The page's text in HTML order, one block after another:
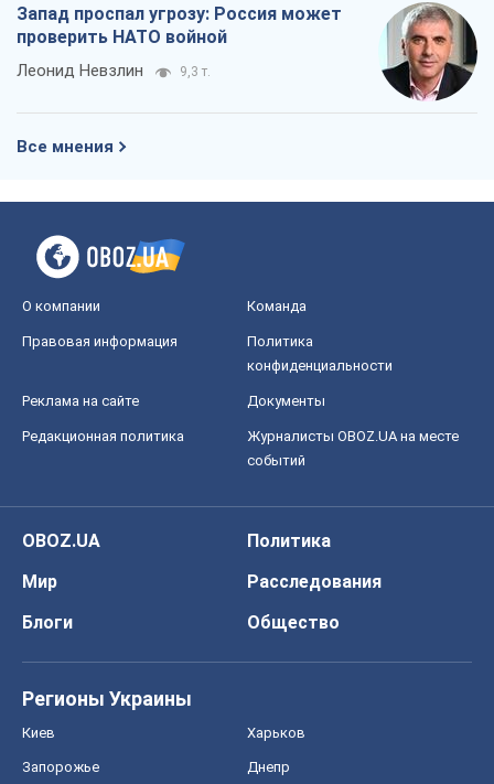
Запад проспал угрозу: Россия может
проверить НАТО войной
Леонид Невзлин 9,3 т.
Все мнения
О компании Команда
Правовая информация
Политика
конфиденциальности
Реклама на сайте Документы
Редакционная политика
Журналисты OBOZ.UA на месте
событий
OBOZ.UA
Политика
Мир
Расследования
Блоги
Общество
Регионы Украины
Киев Харьков
Запорожье Днепр